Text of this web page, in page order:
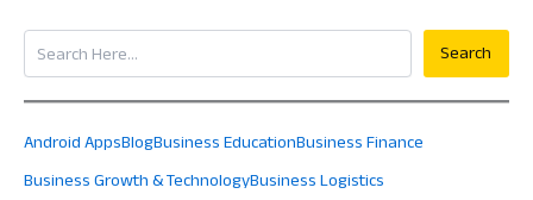
Search
Search
Android AppsBlogBusiness EducationBusiness Finance
Business Growth & TechnologyBusiness Logistics